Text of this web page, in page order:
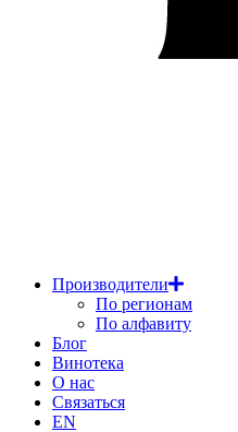
Производители
По регионам
По алфавиту
Блог
Винотека
О нас
Связаться
EN